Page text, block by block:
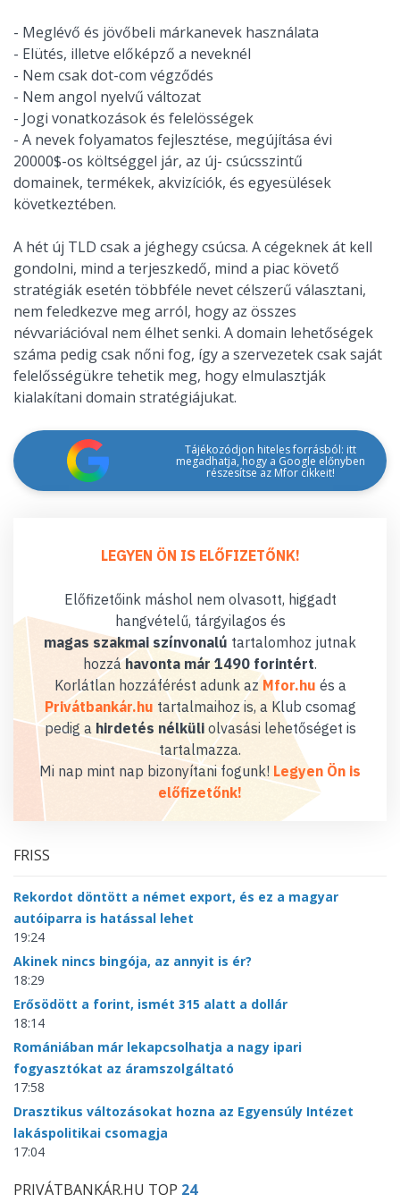
- Meglévő és jövőbeli márkanevek használata
- Elütés, illetve előképző a neveknél
- Nem csak dot-com végződés
- Nem angol nyelvű változat
- Jogi vonatkozások és felelösségek
- A nevek folyamatos fejlesztése, megújítása évi
20000$-os költséggel jár, az új- csúcsszintű
domainek, termékek, akvizíciók, és egyesülések
következtében.
A hét új TLD csak a jéghegy csúcsa. A cégeknek át kell
gondolni, mind a terjeszkedő, mind a piac követő
stratégiák esetén többféle nevet célszerű választani,
nem feledkezve meg arról, hogy az összes
névvariációval nem élhet senki. A domain lehetőségek
száma pedig csak nőni fog, így a szervezetek csak saját
felelősségükre tehetik meg, hogy elmulasztják
kialakítani domain stratégiájukat.
Tájékozódjon hiteles forrásból: itt
megadhatja, hogy a Google előnyben
részesítse az Mfor cikkeit!
LEGYEN ÖN IS ELŐFIZETŐNK!
Előfizetőink máshol nem olvasott, higgadt
hangvételű, tárgyilagos és
magas szakmai színvonalú tartalomhoz jutnak
hozzáhavonta már 1490 forintért.
Korlátlan hozzáférést adunk az Mfor.hu és a
Privátbankár.hu tartalmaihoz is, a Klub csomag
pedig a hirdetés nélküliolvasási lehetőséget is
tartalmazza.
Mi nap mint nap bizonyítani fogunk! Legyen Ön is
előfizetőnk!
FRISS
Rekordot döntött a német export, és ez a magyar
autóiparra is hatással lehet
19:24
Akinek nincs bingója, az annyit is ér?
18:29
Erősödött a forint, ismét 315 alatt a dollár
18:14
Romániában már lekapcsolhatja a nagy ipari
fogyasztókat az áramszolgáltató
17:58
Drasztikus változásokat hozna az Egyensúly Intézet
lakáspolitikai csomagja
17:04
PRIVÁTBANKÁR.HU TOP 24